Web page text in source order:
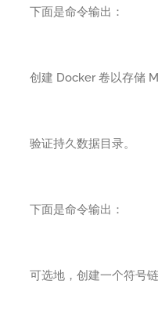
下面是命令输出：
创建 Docker 卷以存储
验证持久数据目录。
下面是命令输出：
可选地，创建一个符号